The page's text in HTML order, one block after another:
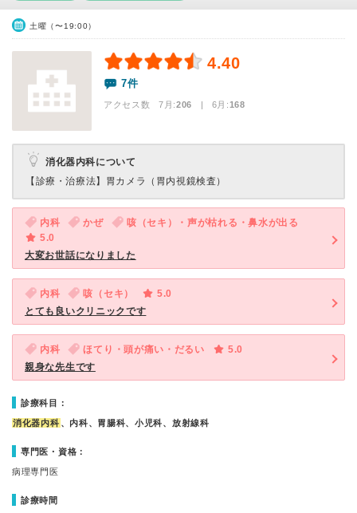
土曜（〜19:00）
4.40
7件
アクセス数 7月:206 | 6月:168
消化器内科について
【診療・治療法】 胃カメラ（胃内視鏡検査）
内科 かぜ
咳（セキ）・声が枯れる・鼻水が出る
5.0
大変お世話になりました
内科 咳（セキ）
5.0
とても良いクリニックです
内科 ほてり・頭が痛い・だるい
5.0
親身な先生です
診療科目：
消化器内科 、内科、胃腸科、小児科、放射線科
専門医・資格：
病理専門医
診療時間